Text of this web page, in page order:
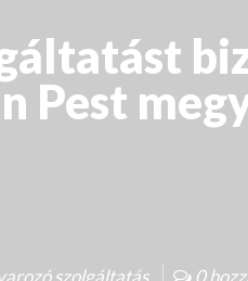
Pest
szolgáltatás 0